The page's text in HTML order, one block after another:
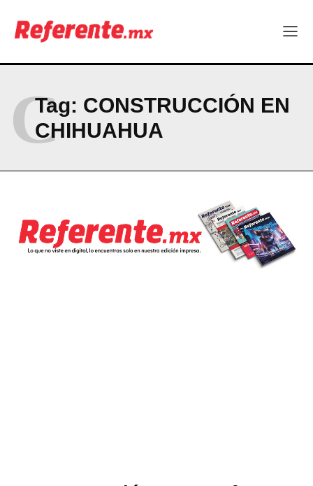
Más escuelas renovadas: fortalecen espacios para el regreso
a clases
Company
ABOUT
PRIVACY POLICY
NEWSLETTER
Tag: CONSTRUCCIÓN EN
CHIHUAHUA
C